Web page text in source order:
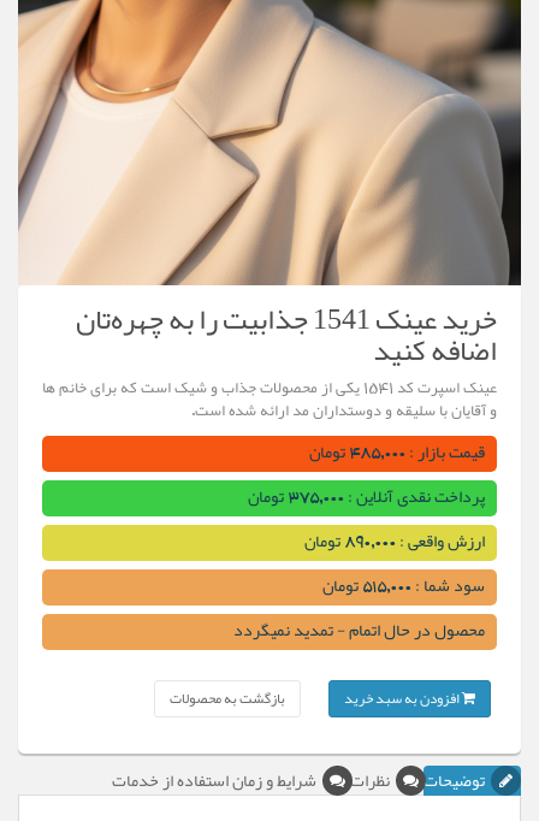
خرید عینک 1541 جذابیت را به چهره‌تان
اضافه کنید
عینک اسپرت کد 1541 یکی از محصولات جذاب و شیک است که برای خانم ها
و آقایان با سلیقه و دوستداران مد ارائه شده است.
قیمت بازار : 485,000 تومان
پرداخت نقدی آنلاین : 375,000 تومان
ارزش واقعی : 890,000 تومان
سود شما : 515,000 تومان
محصول در حال اتمام - تمدید نمیگردد
افزودن به سبد خرید بازگشت به محصولات
توضیحات نظرات شرایط و زمان استفاده از خدمات